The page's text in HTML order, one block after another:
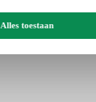
Alles toestaan